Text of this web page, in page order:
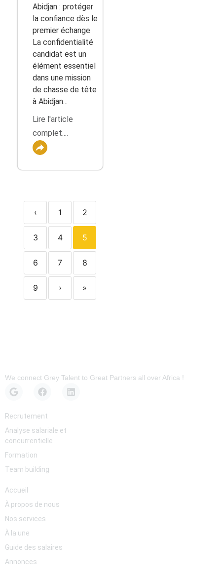
Abidjan : protéger
la confiance dès le
premier échange
La confidentialité
candidat est un
élément essentiel
dans une mission
de chasse de tête
à Abidjan...
Lire l'article
complet....
‹ 1 2
3 4 5
6 7 8
9 › »
We connect Grey Talent to Great Partners all over Africa !
Accueil
À propos de nous
Nos services
À la une
Guide des salaires
Annonces
Recrutement
Analyse salariale et
concurrentielle
Formation
Team building